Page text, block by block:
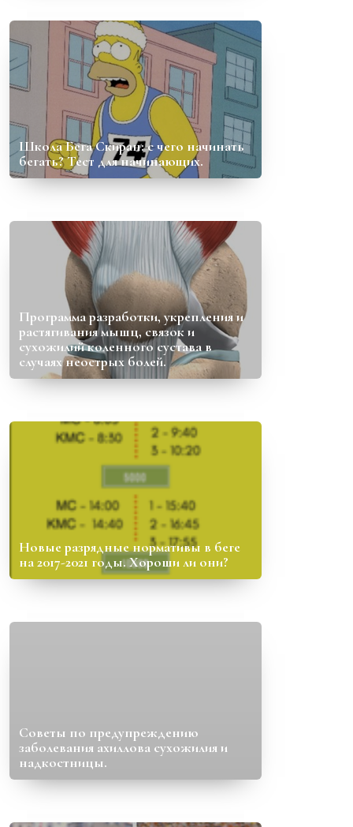
Школа Бега Скиран: с чего начинать
бегать? Тест для начинающих.
Программа разработки, укрепления и
растягивания мышц, связок и
сухожилий коленного сустава в
случаях неострых болей.
Новые разрядные нормативы в беге
на 2017-2021 годы. Хороши ли они?
Советы по предупреждению
заболевания ахиллова сухожилия и
надкостницы.